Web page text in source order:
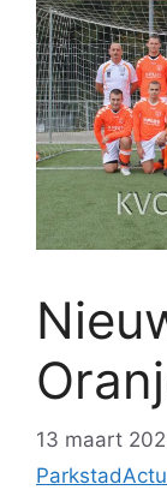
13 maart